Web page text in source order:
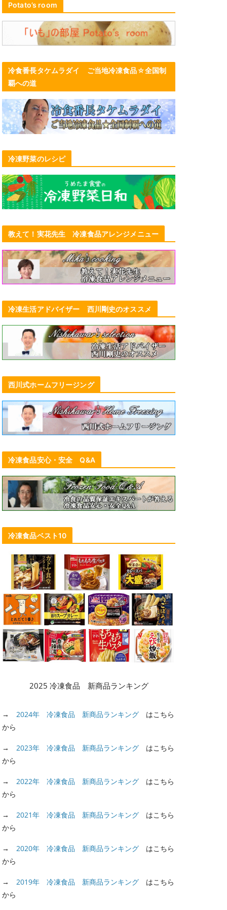
Potato’s room
冷食番長タケムラダイ ご当地冷凍食品☆全国制
覇への道
冷凍野菜のレシピ
教えて！実花先生 冷凍食品アレンジメニュー
冷凍生活アドバイザー 西川剛史のオススメ
西川式ホームフリージング
冷凍食品安心・安全 Q&A
冷凍食品ベスト10
2025 冷凍食品 新商品ランキング
→ 2024年 冷凍食品 新商品ランキング はこちら
から
→ 2023年 冷凍食品 新商品ランキング はこちら
から
→ 2022年 冷凍食品 新商品ランキング はこちら
から
→ 2021年 冷凍食品 新商品ランキング はこちら
から
→ 2020年 冷凍食品 新商品ランキング はこちら
から
→ 2019年 冷凍食品 新商品ランキング はこちら
から